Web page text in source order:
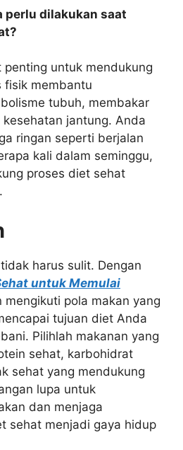
perlu dilakukan saat
penting untuk mendukung
fisik membantu
tubuh, membakar
jantung. Anda
ringan seperti berjalan
kali dalam seminggu,
proses diet sehat
harus sulit. Dengan
untuk Memulai
pola makan yang
tujuan diet Anda
Pilihlah makanan yang
sehat, karbohidrat
sehat yang mendukung
lupa untuk
dan menjaga
sehat menjadi gaya hidup